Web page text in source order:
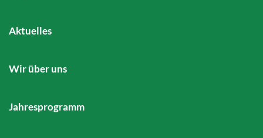
Aktuelles
Wir über uns
Jahresprogramm